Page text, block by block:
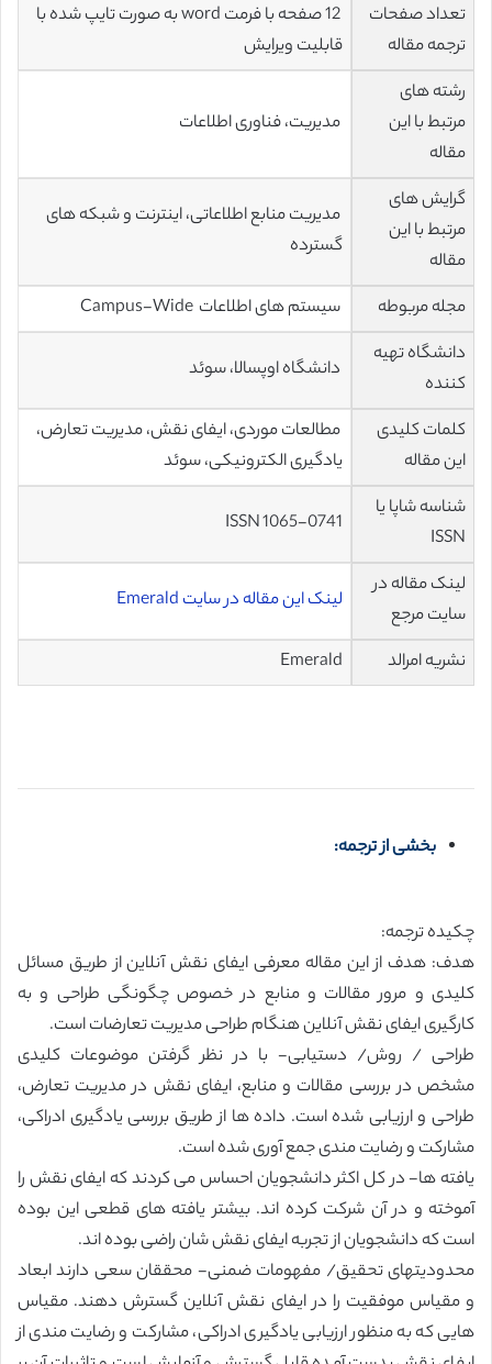
تعداد صفحات
ترجمه مقاله
12 صفحه با فرمت word به صورت تایپ شده با
قابلیت ویرایش
رشته های
مرتبط با این
مقاله
مدیریت، فناوری اطلاعات
گرایش های
مرتبط با این
مقاله
مدیریت منابع اطلاعاتی، اینترنت و شبکه های
گسترده
مجله مربوطه
سیستم های اطلاعات Campus-Wide
دانشگاه تهیه
کننده
دانشگاه اوپسالا، سوئد
کلمات کلیدی
این مقاله
مطالعات موردی، ایفای نقش، مدیریت تعارض،
یادگیری الکترونیکی، سوئد
شناسه شاپا یا
ISSN
ISSN 1065-0741
لینک مقاله در
سایت مرجع
لینک این مقاله در سایت Emerald
نشریه امرالد Emerald
بخشی از ترجمه:
چکیده ترجمه:
هدف: هدف از این مقاله معرفی ایفای نقش آنلاین از طریق مسائل
کلیدی و مرور مقالات و منابع در خصوص چگونگی طراحی و به
کارگیری ایفای نقش آنلاین هنگام طراحی مدیریت تعارضات است.
طراحی / روش/ دستیابی- با در نظر گرفتن موضوعات کلیدی
مشخص در بررسی مقالات و منابع، ایفای نقش در مدیریت تعارض،
طراحی و ارزیابی شده است. داده ها از طریق بررسی یادگیری ادراکی،
مشارکت و رضایت مندی جمع آوری شده است.
یافته ها- در کل اکثر دانشجویان احساس می کردند که ایفای نقش را
آموخته و در آن شرکت کرده اند. بیشتر یافته های قطعی این بوده
است که دانشجویان از تجربه ایفای نقش شان راضی بوده اند.
محدودیتهای تحقیق/ مفهومات ضمنی- محققان سعی دارند ابعاد
و مقیاس موفقیت را در ایفای نقش آنلاین گسترش دهند. مقیاس
هایی که به منظور ارزیابی یادگیری ادراکی، مشارکت و رضایت مندی از